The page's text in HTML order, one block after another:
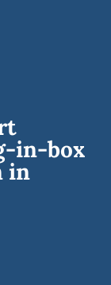
in-box
in